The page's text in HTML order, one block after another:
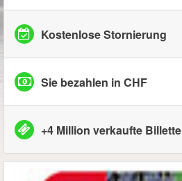
Kostenlose Stornierung
Sie bezahlen in CHF
+4 Million verkaufte Billette